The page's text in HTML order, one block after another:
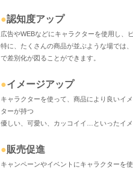
●認知度アップ
広告やWEBなどにキャラクターを使用し、
特に、たくさんの商品が並ぶような場では
で差別化が図ることができます。
●イメージアップ
キャラクターを使って、商品により良いイ
ターが持つ
優しい、可愛い、カッコイイ…といったイ
●販売促進
キャンペーンやイベントにキャラクターを